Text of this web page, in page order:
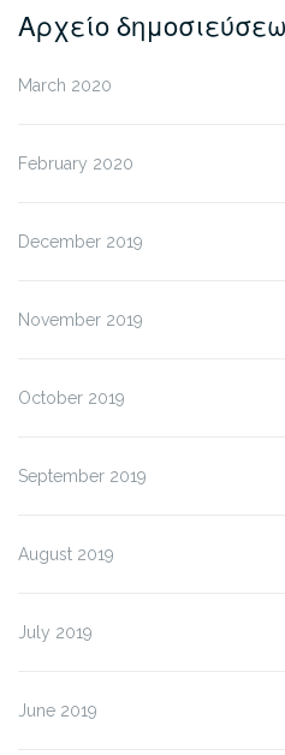
Αρχείο
March 2020
February 2020
December 2019
November 2019
October 2019
September 2019
August 2019
July 2019
June 2019